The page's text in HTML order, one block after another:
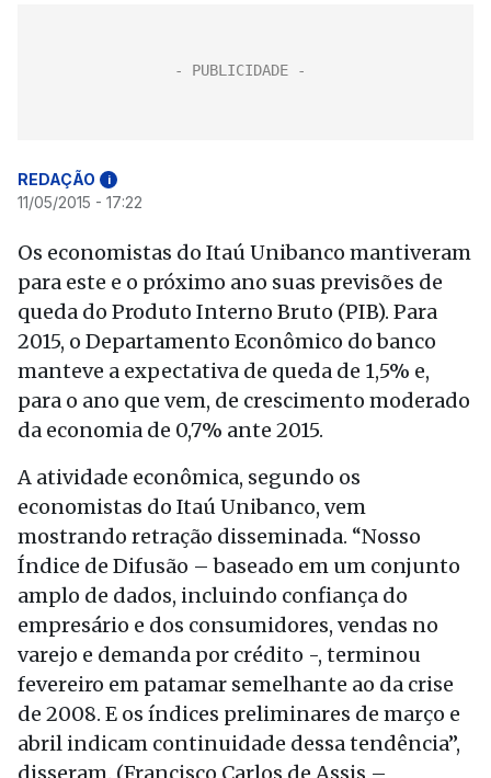
REDAÇÃO i
11/05/2015 - 17:22
Os economistas do Itaú Unibanco mantiveram
para este e o próximo ano suas previsões de
queda do Produto Interno Bruto (PIB). Para
2015, o Departamento Econômico do banco
manteve a expectativa de queda de 1,5% e,
para o ano que vem, de crescimento moderado
da economia de 0,7% ante 2015.
A atividade econômica, segundo os
economistas do Itaú Unibanco, vem
mostrando retração disseminada. “Nosso
Índice de Difusão – baseado em um conjunto
amplo de dados, incluindo confiança do
empresário e dos consumidores, vendas no
varejo e demanda por crédito -, terminou
fevereiro em patamar semelhante ao da crise
de 2008. E os índices preliminares de março e
abril indicam continuidade dessa tendência”,